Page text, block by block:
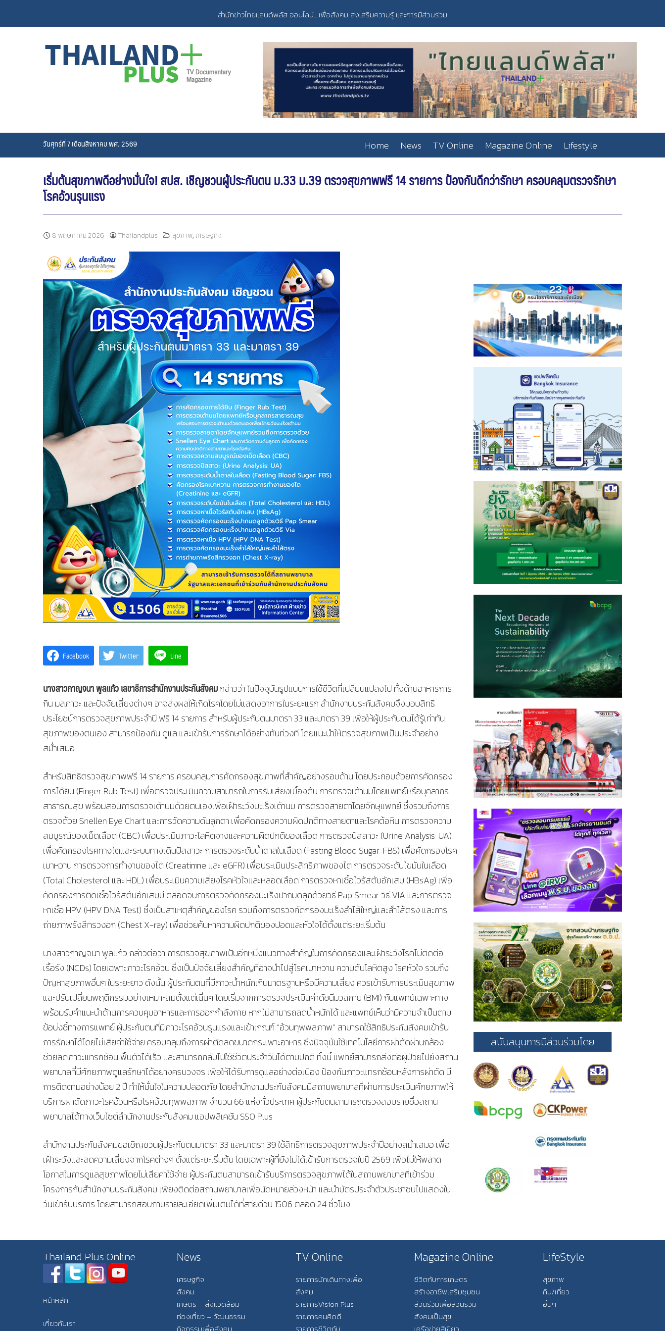
content
สำนักข่าวไทยแลนด์พลัส ออนไลน์... เพื่อสังคม ส่งเสริมความรู้ และการมีส่วนร่วม
วันศุกร์ที่ 7 เดือนสิงหาคม พศ. 2569 Home News TV Online Magazine Online Lifestyle
เริ่มต้นสุขภาพดีอย่างมั่นใจ! สปส. เชิญชวนผู้ประกันตน ม.33 ม.39 ตรวจสุขภาพฟรี 14 รายการ ป้องกันดีกว่ารักษา ครอบคลุมตรวจรักษา
โรคอ้วนรุนแรง
8 พฤษภาคม 2026 Thailandplus สุขภาพ,เศรษฐกิจ
Facebook Twitter Line
นางสาวกาญจนา พูลแก้ว เลขาธิการสำนักงานประกันสังคมกล่าวว่า ในปัจจุบันรูปแบบการใช้ชีวิตที่เปลี่ยนแปลงไป ทั้งด้านอาหารการ
กิน มลภาวะ และปัจจัยเสี่ยงต่างๆ อาจส่งผลให้เกิดโรคโดยไม่แสดงอาการในระยะแรก สำนักงานประกันสังคมจึงมอบสิทธิ
ประโยชน์การตรวจสุขภาพประจำปี ฟรี 14 รายการ สำหรับผู้ประกันตนมาตรา 33 และมาตรา 39 เพื่อให้ผู้ประกันตนได้รู้เท่าทัน
สุขภาพของตนเอง สามารถป้องกัน ดูแล และเข้ารับการรักษาได้อย่างทันท่วงที โดยแนะนำให้ตรวจสุขภาพเป็นประจำอย่าง
สม่ำเสมอ
สำหรับสิทธิตรวจสุขภาพฟรี 14 รายการ ครอบคลุมการคัดกรองสุขภาพที่สำคัญอย่างรอบด้าน โดยประกอบด้วยการคัดกรอง
การได้ยิน (Finger Rub Test) เพื่อตรวจประเมินความสามารถในการรับเสียงเบื้องต้น การตรวจเต้านมโดยแพทย์หรือบุคลากร
สาธารณสุข พร้อมสอนการตรวจเต้านมด้วยตนเองเพื่อเฝ้าระวังมะเร็งเต้านม การตรวจสายตาโดยจักษุแพทย์ ซึ่งรวมถึงการ
ตรวจด้วย Snellen Eye Chart และการวัดความดันลูกตา เพื่อคัดกรองความผิดปกติทางสายตาและโรคต้อหิน การตรวจความ
สมบูรณ์ของเม็ดเลือด (CBC) เพื่อประเมินภาวะโลหิตจางและความผิดปกติของเลือด การตรวจปัสสาวะ (Urine Analysis: UA)
เพื่อคัดกรองโรคทางไตและระบบทางเดินปัสสาวะ การตรวจระดับน้ำตาลในเลือด (Fasting Blood Sugar: FBS) เพื่อคัดกรองโรค
เบาหวาน การตรวจการทำงานของไต (Creatinine และ eGFR) เพื่อประเมินประสิทธิภาพของไต การตรวจระดับไขมันในเลือด
(Total Cholesterol และ HDL) เพื่อประเมินความเสี่ยงโรคหัวใจและหลอดเลือด การตรวจหาเชื้อไวรัสตับอักเสบ (HBsAg) เพื่อ
คัดกรองการติดเชื้อไวรัสตับอักเสบบี ตลอดจนการตรวจคัดกรองมะเร็งปากมดลูกด้วยวิธี Pap Smear วิธี VIA และการตรวจ
หาเชื้อ HPV (HPV DNA Test) ซึ่งเป็นสาเหตุสำคัญของโรค รวมถึงการตรวจคัดกรองมะเร็งลำไส้ใหญ่และลำไส้ตรง และการ
ถ่ายภาพรังสีทรวงอก (Chest X-ray) เพื่อช่วยค้นหาความผิดปกติของปอดและหัวใจได้ตั้งแต่ระยะเริ่มต้น
นางสาวกาญจนา พูลแก้ว กล่าวต่อว่า การตรวจสุขภาพเป็นอีกหนึ่งแนวทางสำคัญในการคัดกรองและเฝ้าระวังโรคไม่ติดต่อ
เรื้อรัง (NCDs) โดยเฉพาะภาวะโรคอ้วน ซึ่งเป็นปัจจัยเสี่ยงสำคัญที่อาจนำไปสู่โรคเบาหวาน ความดันโลหิตสูง โรคหัวใจ รวมถึง
ปัญหาสุขภาพอื่นๆ ในระยะยาว ดังนั้น ผู้ประกันตนที่มีภาวะน้ำหนักเกินมาตรฐานหรือมีความเสี่ยง ควรเข้ารับการประเมินสุขภาพ
และปรับเปลี่ยนพฤติกรรมอย่างเหมาะสมตั้งแต่เนิ่นๆ โดยเริ่มจากการตรวจประเมินค่าดัชนีมวลกาย (BMI) กับแพทย์เฉพาะทาง
พร้อมรับคำแนะนำด้านการควบคุมอาหารและการออกกำลังกาย หากไม่สามารถลดน้ำหนักได้ และแพทย์เห็นว่ามีความจำเป็นตาม
ข้อบ่งชี้ทางการแพทย์ ผู้ประกันตนที่มีภาวะโรคอ้วนรุนแรงและเข้าเกณฑ์ “อ้วนทุพพลภาพ” สามารถใช้สิทธิประกันสังคมเข้ารับ
การรักษาได้โดยไม่เสียค่าใช้จ่าย ครอบคลุมถึงการผ่าตัดลดขนาดกระเพาะอาหาร ซึ่งปัจจุบันใช้เทคโนโลยีการผ่าตัดผ่านกล้อง
ช่วยลดภาวะแทรกซ้อน ฟื้นตัวได้เร็ว และสามารถกลับไปใช้ชีวิตประจำวันได้ตามปกติ ทั้งนี้ แพทย์สามารถส่งต่อผู้ป่วยไปยังสถาน
พยาบาลที่มีศักยภาพดูแลรักษาได้อย่างครบวงจร เพื่อให้ได้รับการดูแลอย่างต่อเนื่อง ป้องกันภาวะแทรกซ้อนหลังการผ่าตัด มี
การติดตามอย่างน้อย 2 ปี ทำให้มั่นใจในความปลอดภัย โดยสำนักงานประกันสังคมมีสถานพยาบาลที่ผ่านการประเมินศักยภาพให้
บริการผ่าตัดภาวะโรคอ้วนหรือโรคอ้วนทุพพลภาพ จำนวน 66 แห่งทั่วประเทศ ผู้ประกันตนสามารถตรวจสอบรายชื่อสถาน
พยาบาลได้ทางเว็บไซต์สำนักงานประกันสังคม แอปพลิเคชัน SSO Plus
สำนักงานประกันสังคมขอเชิญชวนผู้ประกันตนมาตรา 33 และมาตรา 39 ใช้สิทธิการตรวจสุขภาพประจำปีอย่างสม่ำเสมอ เพื่อ
เฝ้าระวังและลดความเสี่ยงจากโรคต่างๆ ตั้งแต่ระยะเริ่มต้น โดยเฉพาะผู้ที่ยังไม่ได้เข้ารับการตรวจในปี 2569 เพื่อไม่ให้พลาด
โอกาสในการดูแลสุขภาพโดยไม่เสียค่าใช้จ่าย ผู้ประกันตนสามารถเข้ารับบริการตรวจสุขภาพได้ในสถานพยาบาลที่เข้าร่วม
โครงการกับสำนักงานประกันสังคม เพียงติดต่อสถานพยาบาลเพื่อนัดหมายล่วงหน้า และนำบัตรประจำตัวประชาชนไปแสดงใน
วันเข้ารับบริการ โดยสามารถสอบถามรายละเอียดเพิ่มเติมได้ที่สายด่วน 1506 ตลอด 24 ชั่วโมง
สนับสนุนการมีส่วนร่วมโดย
Thailand Plus Online
หน้าหลัก
เกี่ยวกับเรา
News
เศรษฐกิจ
สังคม
เกษตร – สิ่งแวดล้อม
ท่องเที่ยว – วัฒนธรรม
TV Online
รายการนักเดินทางเพื่อ
สังคม
รายการVision Plus
รายการคนคิดดี
Magazine Online
ชีวิตกับการเกษตร
สร้างอาชีพเสริมชุมชน
ส่วนร่วมเพื่อส่วนรวม
สังคมเป็นสุข
LifeStyle
สุขภาพ
กิน/เที่ยว
อื่นๆ